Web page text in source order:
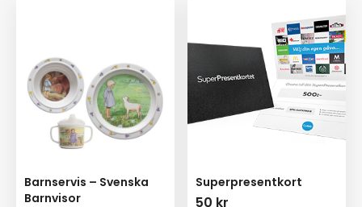
Barnservis – Svenska
Barnvisor
Superpresentkort
50 kr